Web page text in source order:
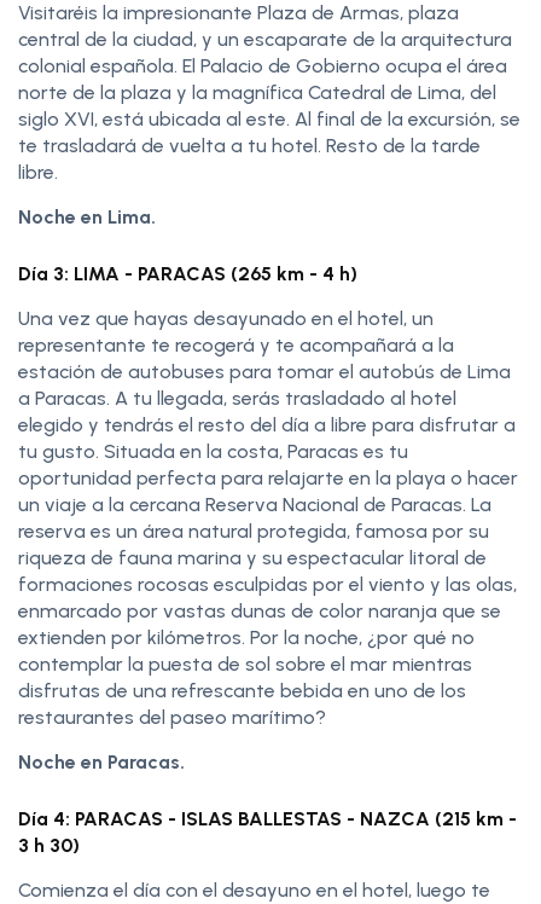
Visitaréis la impresionante Plaza de Armas, plaza
central de la ciudad, y un escaparate de la arquitectura
colonial española. El Palacio de Gobierno ocupa el área
norte de la plaza y la magnífica Catedral de Lima, del
siglo XVI, está ubicada al este. Al final de la excursión, se
te trasladará de vuelta a tu hotel. Resto de la tarde
libre.
Noche en Lima.
Día 3: LIMA - PARACAS (265 km - 4 h)
Una vez que hayas desayunado en el hotel, un
representante te recogerá y te acompañará a la
estación de autobuses para tomar el autobús de Lima
a Paracas. A tu llegada, serás trasladado al hotel
elegido y tendrás el resto del día a libre para disfrutar a
tu gusto. Situada en la costa, Paracas es tu
oportunidad perfecta para relajarte en la playa o hacer
un viaje a la cercana Reserva Nacional de Paracas. La
reserva es un área natural protegida, famosa por su
riqueza de fauna marina y su espectacular litoral de
formaciones rocosas esculpidas por el viento y las olas,
enmarcado por vastas dunas de color naranja que se
extienden por kilómetros. Por la noche, ¿por qué no
contemplar la puesta de sol sobre el mar mientras
disfrutas de una refrescante bebida en uno de los
restaurantes del paseo marítimo?
Noche en Paracas.
Día 4: PARACAS - ISLAS BALLESTAS - NAZCA (215 km -
3 h 30)
Comienza el día con el desayuno en el hotel, luego te